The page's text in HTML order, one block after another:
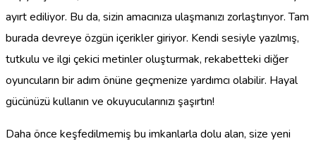
ayırt ediliyor. Bu da, sizin amacınıza ulaşmanızı zorlaştırıyor. Tam
burada devreye özgün içerikler giriyor. Kendi sesiyle yazılmış,
tutkulu ve ilgi çekici metinler oluşturmak, rekabetteki diğer
oyuncuların bir adım önüne geçmenize yardımcı olabilir. Hayal
gücünüzü kullanın ve okuyucularınızı şaşırtın!
Daha önce keşfedilmemiş bu imkanlarla dolu alan, size yeni